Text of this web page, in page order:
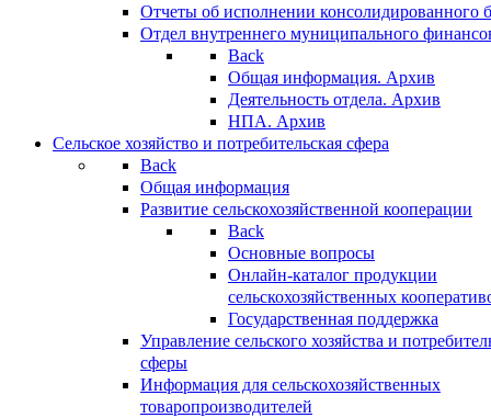
Отчеты об исполнении консолидированного
Отдел внутреннего муниципального
Back
Общая информация. Архив
Деятельность отдела. Архив
НПА. Архив
Сельское хозяйство и потребительская сфера
Back
Общая информация
Развитие сельскохозяйственной кооперации
Back
Основные вопросы
Онлайн-каталог продукции
сельскохозяйственных
Государственная поддержка
Управление сельского хозяйства и
сферы
Информация для сельскохозяйственных
товаропроизводителей